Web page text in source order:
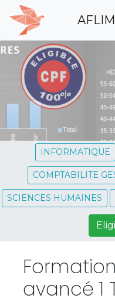
INFORMATIQUE
COMPTABILITE
SCIENCES HUMAINES
avancé 1